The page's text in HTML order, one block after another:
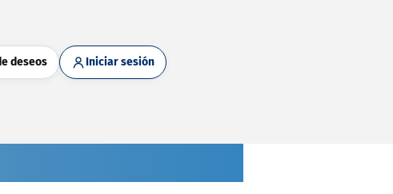
deseos Iniciar sesión